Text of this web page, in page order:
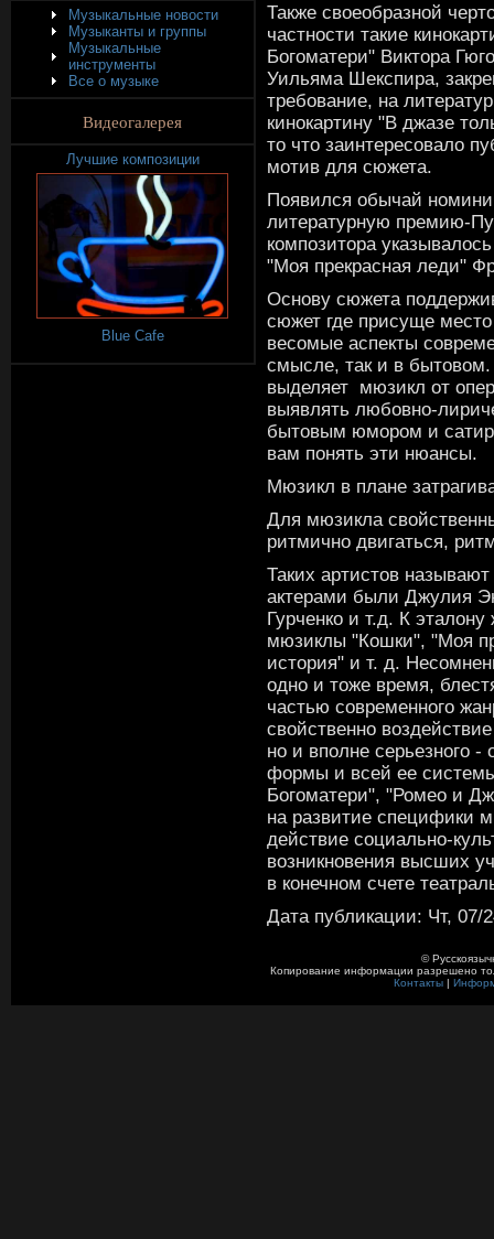
Музыкальные новости
Музыканты и группы
Музыкальные
инструменты
Все о музыке
Видеогалерея
Лучшие композиции
Blue Cafe
Также своеобразной
частности такие
Богоматери" Виктора
Уильяма Шекспира,
требование, на
кинокартину "В джазе
то что заинтересовало
мотив для сюжета.
Появился обычай
литературную премию-
композитора
"Моя прекрасная леди"
Основу сюжета
сюжет где присуще
весомые аспекты
смысле, так и в
выделяет мюзикл от
выявлять любовно-
бытовым юмором и
вам понять эти нюансы.
Мюзикл в плане
Для мюзикла
ритмично двигаться,
Таких артистов
актерами были Джулия
Гурченко и т.д. К
мюзиклы "Кошки", "Моя
история" и т. д.
одно и тоже время,
частью современного
свойственно
но и вполне серьезного -
формы и всей ее
Богоматери", "Ромео и
на развитие специфики
действие социально-
возникновения высших
в конечном счете
Дата публикации: Чт, 07/
©
Копирование информации разрешено
Контакты|